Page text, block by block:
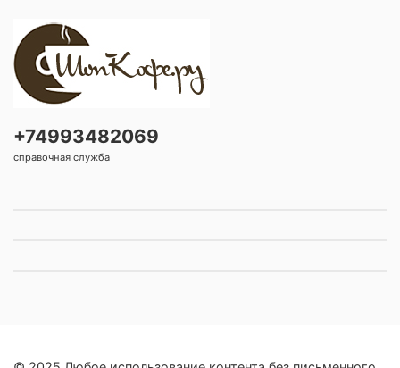
+74993482069
справочная служба